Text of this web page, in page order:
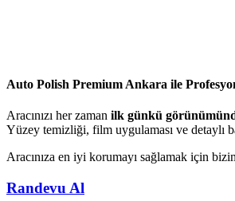
Auto Polish Premium Ankara ile
Aracınızı her zaman ilk günkü
Yüzey temizliği, film uygulaması ve detaylı
Aracınıza en iyi korumayı sağlamak için
Randevu Al